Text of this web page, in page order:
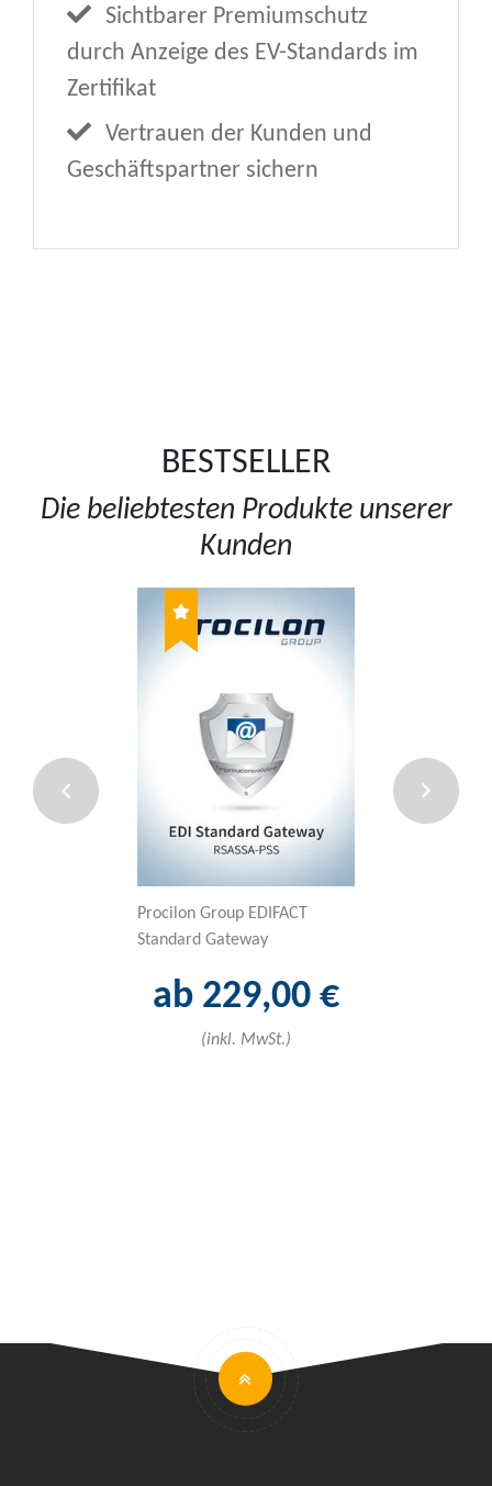
Sichtbarer Premiumschutz
durch Anzeige des EV-Standards im
Zertifikat
Vertrauen der Kunden und
Geschäftspartner sichern
BESTSELLER
Die beliebtesten Produkte unserer
Kunden
Procilon Group EDIFACT
Standard Gateway
ab 229,00 €
(inkl. MwSt.)